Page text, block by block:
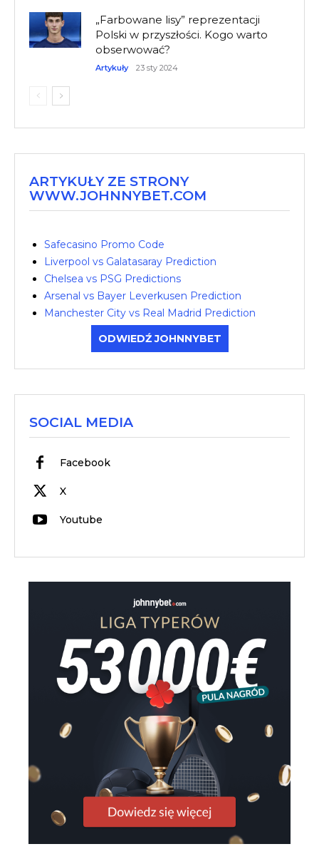
„Farbowane lisy” reprezentacji
Polski w przyszłości. Kogo warto
obserwować?
Artykuły 23 sty 2024
ARTYKUŁY ZE STRONY
WWW.JOHNNYBET.COM
Safecasino Promo Code
Liverpool vs Galatasaray Prediction
Chelsea vs PSG Predictions
Arsenal vs Bayer Leverkusen Prediction
Manchester City vs Real Madrid Prediction
ODWIEDŹ JOHNNYBET
SOCIAL MEDIA
Facebook
X
Youtube